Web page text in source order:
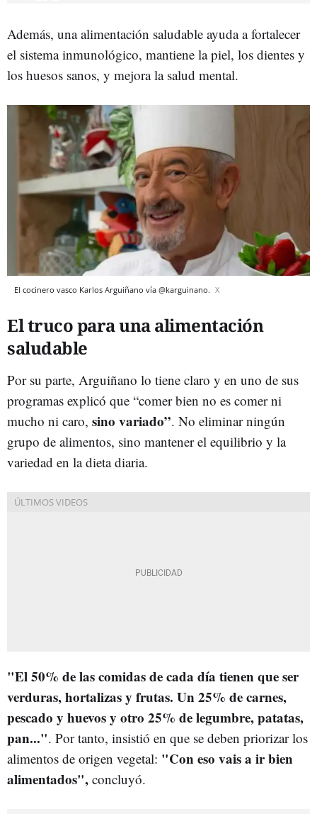
Además, una alimentación saludable ayuda a fortalecer
el sistema inmunológico, mantiene la piel, los dientes y
los huesos sanos, y mejora la salud mental.
El cocinero vasco Karlos Arguiñano vía @karguinano. X
El truco para una alimentación
saludable
Por su parte, Arguiñano lo tiene claro y en uno de sus
programas explicó que “comer bien no es comer ni
mucho ni caro, sino variado”. No eliminar ningún
grupo de alimentos, sino mantener el equilibrio y la
variedad en la dieta diaria.
"El 50% de las comidas de cada día tienen que ser
verduras, hortalizas y frutas. Un 25% de carnes,
pescado y huevos y otro 25% de legumbre, patatas,
pan...". Por tanto, insistió en que se deben priorizar los
alimentos de origen vegetal: "Con eso vais a ir bien
alimentados", concluyó.